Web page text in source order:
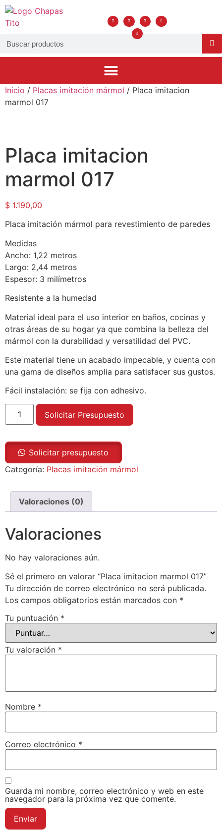
Inicio / Placas imitación mármol / Placa imitacion
marmol 017
Placa imitacion
marmol 017
$ 1.190,00
Placa imitación mármol para revestimiento de paredes
Medidas
Ancho: 1,22 metros
Largo: 2,44 metros
Espesor: 3 milímetros
Resistente a la humedad
Material ideal para el uso interior en baños, cocinas y
otras áreas de su hogar ya que combina la belleza del
mármol con la durabilidad y versatilidad del PVC.
Este material tiene un acabado impecable, y cuenta con
una gama de diseños amplia para satisfacer sus gustos.
Fácil instalación: se fija con adhesivo.
Solicitar Presupuesto
Solicitar presupuesto
Categoría: Placas imitación mármol
Valoraciones (0)
Valoraciones
No hay valoraciones aún.
Sé el primero en valorar “Placa imitacion marmol 017”
Tu dirección de correo electrónico no será publicada.
Los campos obligatorios están marcados con *
Tu puntuación *
Tu valoración *
Nombre *
Correo electrónico *
Guarda mi nombre, correo electrónico y web en este
navegador para la próxima vez que comente.